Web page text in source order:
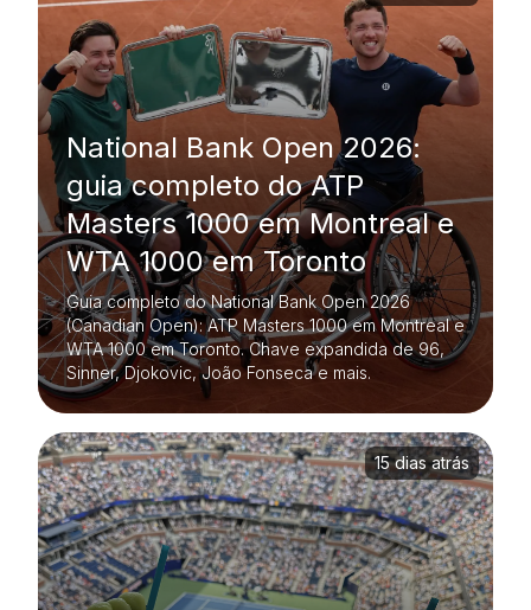
National Bank Open 2026:
guia completo do ATP
Masters 1000 em Montreal e
WTA 1000 em Toronto
Guia completo do National Bank Open 2026
(Canadian Open): ATP Masters 1000 em Montreal e
WTA 1000 em Toronto. Chave expandida de 96,
Sinner, Djokovic, João Fonseca e mais.
15 dias atrás